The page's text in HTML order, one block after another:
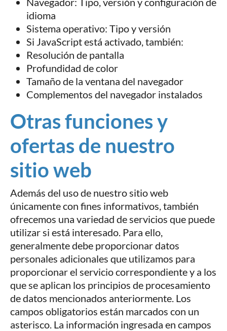
idioma
Sistema operativo: Tipo y versión
Si JavaScript está activado, también:
Resolución de pantalla
Profundidad de color
Tamaño de la ventana del navegador
Complementos del navegador instalados
Otras funciones y
ofertas de nuestro
sitio web
Además del uso de nuestro sitio web
únicamente con fines informativos, también
ofrecemos una variedad de servicios que puede
utilizar si está interesado. Para ello,
generalmente debe proporcionar datos
personales adicionales que utilizamos para
proporcionar el servicio correspondiente y a los
que se aplican los principios de procesamiento
de datos mencionados anteriormente. Los
campos obligatorios están marcados con un
asterisco. La información ingresada en campos